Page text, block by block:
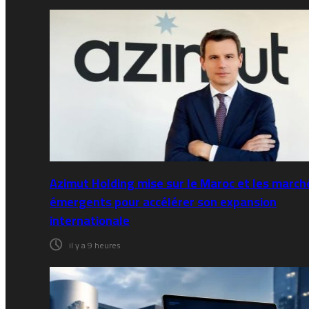
Azimut Holding mise sur le Maroc et les
émergents pour accélérer son expansion
internationale
il y a 9 heures